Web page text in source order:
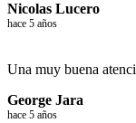
Nicolas Lucero
hace 5 años
Una muy buena
George Jara
hace 5 años